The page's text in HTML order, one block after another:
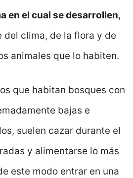
en el cual se desarrollen,
del clima, de la flora y de
animales que lo habiten.
que habitan bosques con
bajas e
suelen cazar durante el
y alimentarse lo más
este modo entrar en una